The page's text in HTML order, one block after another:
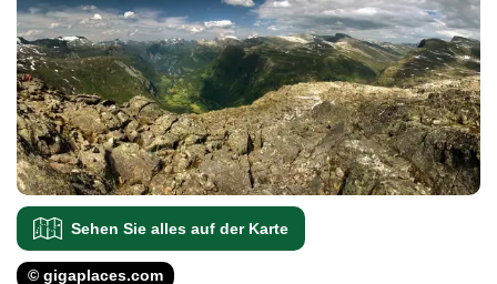
Sehen Sie alles auf der Karte
© gigaplaces.com